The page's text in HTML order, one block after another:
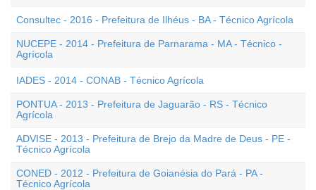
Consultec - 2016 - Prefeitura de Ilhéus - BA - Técnico Agrícola
NUCEPE - 2014 - Prefeitura de Parnarama - MA - Técnico -
Agrícola
IADES - 2014 - CONAB - Técnico Agrícola
PONTUA - 2013 - Prefeitura de Jaguarão - RS - Técnico
Agrícola
ADVISE - 2013 - Prefeitura de Brejo da Madre de Deus - PE -
Técnico Agrícola
CONED - 2012 - Prefeitura de Goianésia do Pará - PA -
Técnico Agrícola